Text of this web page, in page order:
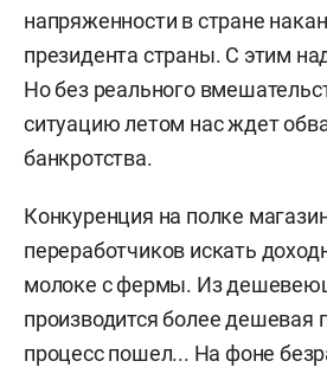
напряженности в стране
президента страны. С этим
Но без реального
ситуацию летом нас ждет
банкротства.
Конкуренция на полке
переработчиков искать
молоке с фермы. Из
производится более дешевая
процесс пошел... На фоне